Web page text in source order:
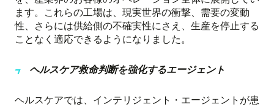
ます。これらの工場は、現実世界の衝撃、需要の変動
性、さらには供給側の不確実性にさえ、生産を停止する
ことなく適応できるようになりました。
ヘルスケア救命判断を強化するエージェント
ヘルスケアでは、インテリジェント・エージェントが患